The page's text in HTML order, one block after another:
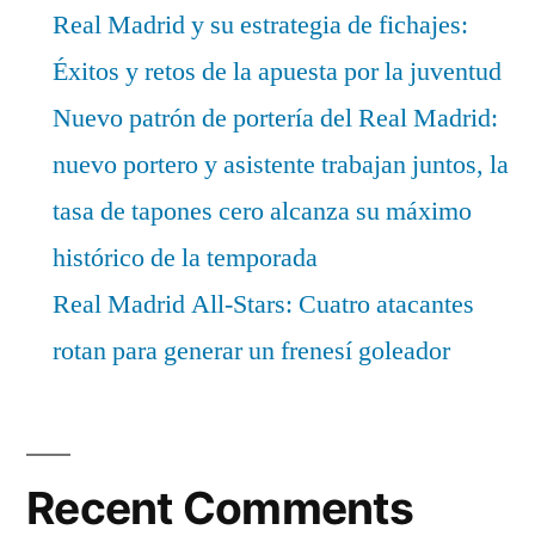
Real Madrid y su estrategia de fichajes:
Éxitos y retos de la apuesta por la juventud
Nuevo patrón de portería del Real Madrid:
nuevo portero y asistente trabajan juntos, la
tasa de tapones cero alcanza su máximo
histórico de la temporada
Real Madrid All-Stars: Cuatro atacantes
rotan para generar un frenesí goleador
Recent Comments